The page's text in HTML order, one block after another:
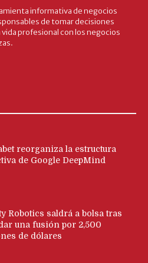
informativa de negocios
de tomar decisiones
profesional con los negocios
reorganiza la estructura
de Google DeepMind
Robotics saldrá a bolsa tras
una fusión por 2,500
de dólares